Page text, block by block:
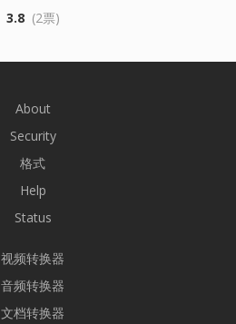
3.8 (2票)
About
Security
格式
Help
Status
视频转换器
音频转换器
文档转换器